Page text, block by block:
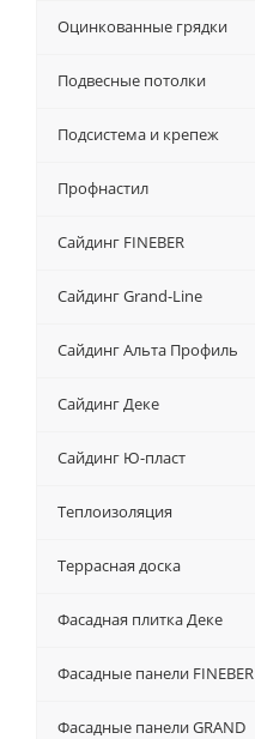
Оцинкованные грядки
Подвесные потолки
Подсистема и крепеж
Профнастил
Сайдинг FINEBER
Сайдинг Grand-Line
Сайдинг Альта Профиль
Сайдинг Деке
Сайдинг Ю-пласт
Теплоизоляция
Террасная доска
Фасадная плитка Деке
Фасадные панели FINEBER
Фасадные панели GRAND